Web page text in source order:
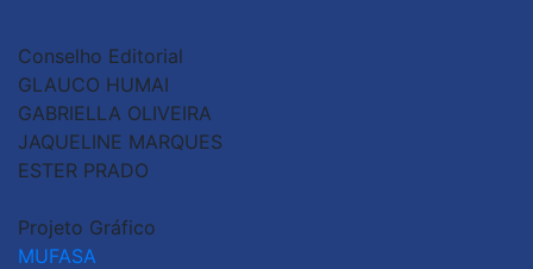
Conselho Editorial
GLAUCO HUMAI
GABRIELLA OLIVEIRA
JAQUELINE MARQUES
ESTER PRADO
Projeto Gráfico
MUFASA